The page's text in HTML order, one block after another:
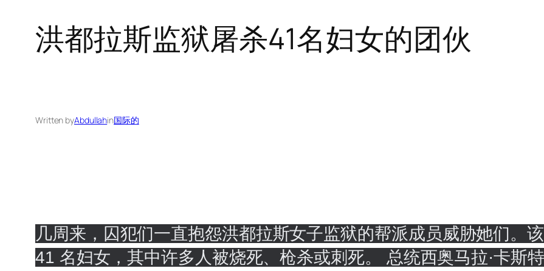
洪都拉斯监狱屠杀41名妇女的团伙
Written byAbdullahin国际的
几周来，囚犯们一直抱怨洪都拉斯女子监狱的帮派成员威胁她们。
41 名妇女，其中许多人被烧死、枪杀或刺死。 总统西奥马拉·卡斯